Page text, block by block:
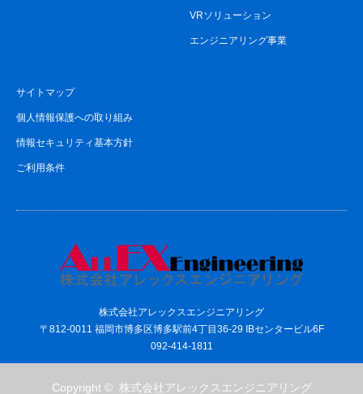
VRソリューション
エンジニアリング事業
サイトマップ
個人情報保護への取り組み
情報セキュリティ基本方針
ご利用条件
株式会社アレックスエンジニアリング
〒812-0011 福岡市博多区博多駅前4丁目36-29 IBセンタービル6F
092-414-1811
Copyright © 株式会社アレックスエンジニアリング